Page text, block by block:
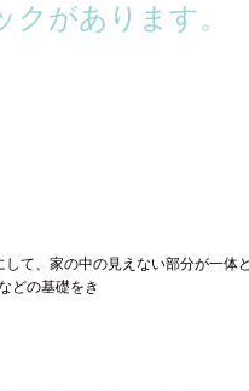
があります。
て、家の中の見えない部分が一体
どの基礎をき